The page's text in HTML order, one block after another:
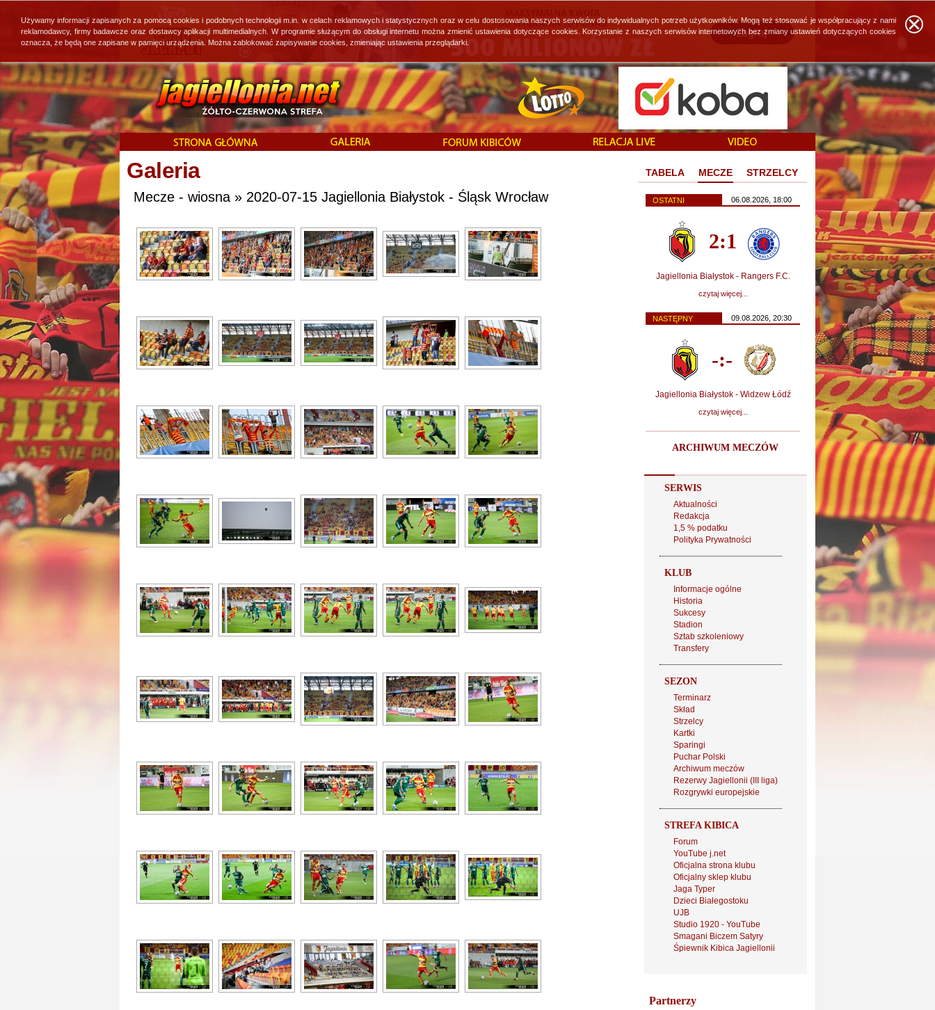
Galeria
Mecze - wiosna » 2020-07-15 Jagiellonia Białystok - Śląsk Wrocław
TABELA MECZE STRZELCY
OSTATNI 06.08.2026, 18:00
2:1
Jagiellonia Białystok - Rangers F.C.
czytaj więcej...
NASTĘPNY 09.08.2026, 20:30
-:-
Jagiellonia Białystok - Widzew Łódź
czytaj więcej...
ARCHIWUM MECZÓW
SERWIS
Aktualności
Redakcja
1,5 % podatku
Polityka Prywatności
KLUB
Informacje ogólne
Historia
Sukcesy
Stadion
Sztab szkoleniowy
Transfery
SEZON
Terminarz
Skład
Strzelcy
Kartki
Sparingi
Puchar Polski
Archiwum meczów
Rezerwy Jagiellonii (III liga)
Rozgrywki europejskie
STREFA KIBICA
Forum
YouTube j.net
Oficjalna strona klubu
Oficjalny sklep klubu
Jaga Typer
Dzieci Białegostoku
UJB
Studio 1920 - YouTube
Smagani Biczem Satyry
Śpiewnik Kibica Jagiellonii
Partnerzy
Używamy informacji zapisanych za pomocą cookies i podobnych technologii m.in. w celach reklamowych i statystycznych oraz w celu dostosowania naszych serwisów do indywidualnych potrzeb użytkowników. Mogą też stosować je współpracujący z nami
reklamodawcy, firmy badawcze oraz dostawcy aplikacji multimedialnych. W programie służącym do obsługi internetu można zmienić ustawienia dotyczące cookies. Korzystanie z naszych serwisów internetowych bez zmiany ustawień dotyczących cookies
oznacza, że będą one zapisane w pamięci urządzenia. Można zablokować zapisywanie cookies, zmieniając ustawienia przeglądarki.